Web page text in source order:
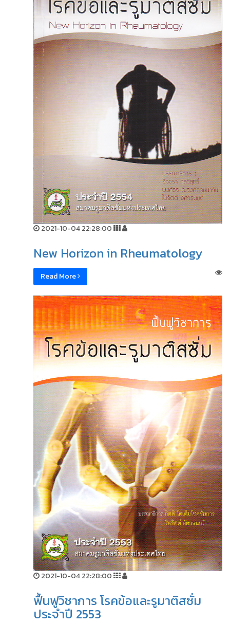
2021-10-04 22:28:00
New Horizon in Rheumatology
Read More
2021-10-04 22:28:00
ฟื้นฟูวิชาการ โรคข้อและรูมาติสซั่ม
ประจำปี 2553